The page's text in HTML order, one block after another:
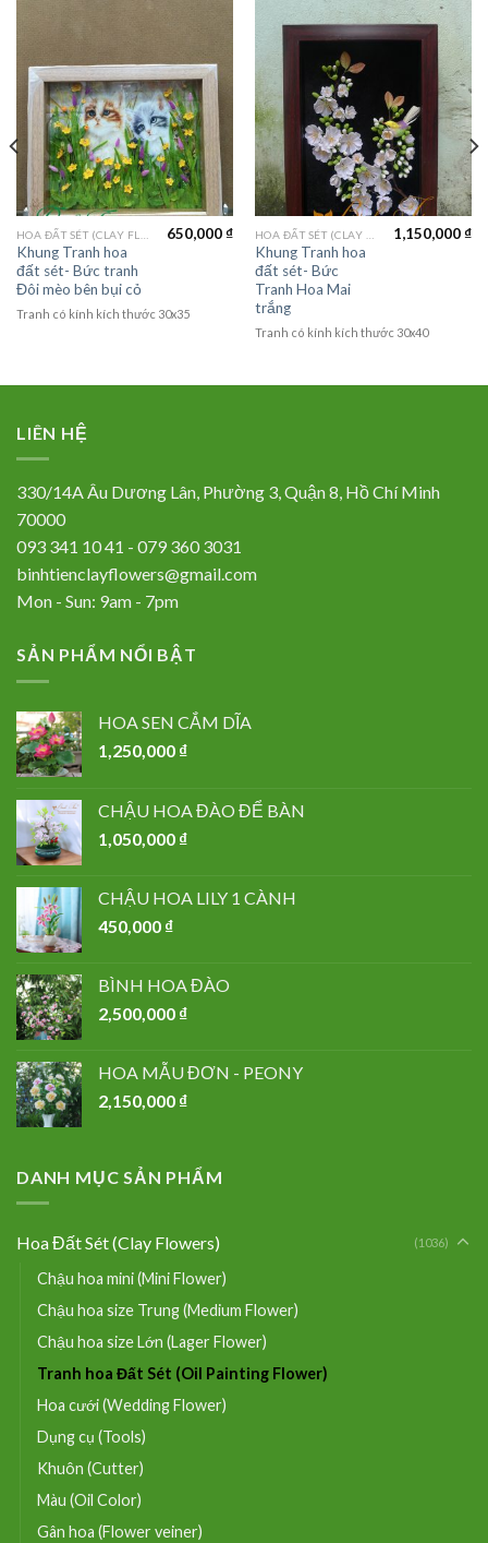
Khung Tranh hoa
đất sét- Bức tranh
Đôi mèo bên bụi cỏ
650,000₫
Tranh có kính kích thước 30x35
Khung Tranh hoa
đất sét- Bức
Tranh Hoa Mai
trắng
1,150,000₫
Tranh có kính kích thước 30x40
LIÊN HỆ
330/14A Âu Dương Lân, Phường 3, Quận 8, Hồ Chí Minh
70000
093 341 10 41 - 079 360 3031
binhtienclayflowers@gmail.com
Mon - Sun: 9am - 7pm
SẢN PHẨM NỔI BẬT
HOA SEN CẮM DĨA
1,250,000 ₫
CHẬU HOA ĐÀO ĐỂ BÀN
1,050,000 ₫
CHẬU HOA LILY 1 CÀNH
450,000 ₫
BÌNH HOA ĐÀO
2,500,000 ₫
HOA MẪU ĐƠN - PEONY
2,150,000 ₫
DANH MỤC SẢN PHẨM
Hoa Đất Sét (Clay Flowers) (1036)
Chậu hoa mini (Mini Flower)
Chậu hoa size Trung (Medium Flower)
Chậu hoa size Lớn (Lager Flower)
Tranh hoa Đất Sét (Oil Painting Flower)
Hoa cưới (Wedding Flower)
Dụng cụ (Tools)
Khuôn (Cutter)
Màu (Oil Color)
Gân hoa (Flower veiner)